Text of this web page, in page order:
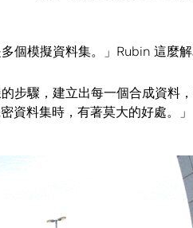
個模擬資料集。」Rubin 這麼解
步驟，建立出每一個合成資料
資料集時，有著莫大的好處。」